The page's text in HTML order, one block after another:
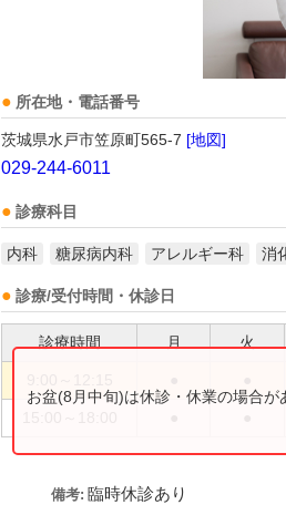
所在地・電話番号
茨城県水戸市笠原町565-7 [地図]
029-244-6011
診療科目
内科 糖尿病内科 アレルギー科 消
診療/受付時間・休診日
診療時間 月 火
お盆(8月中旬)は休診・休業の場合が
備考: 臨時休診あり